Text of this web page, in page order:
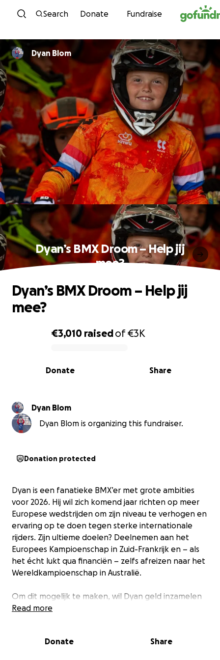
Skip to content
Search Donate Fundraise
Dyan Blom
Dyan’s BMX Droom – Help jij
mee?
0% complete
€3,010 raisedof€3K
Share
Donate
Dyan’s BMX Droom – Help jij
mee?
Dyan Blom
Dyan Blom is organizing this fundraiser.
Donation protected
Dyan is een fanatieke BMX’er met grote ambities
voor 2026. Hij wil zich komend jaar richten op meer
Europese wedstrijden om zijn niveau te verhogen en
ervaring op te doen tegen sterke internationale
rijders. Zijn ultieme doelen? Deelnemen aan het
Europees Kampioenschap in Zuid-Frankrijk en – als
het écht lukt qua financiën – zelfs afreizen naar het
Wereldkampioenschap in Australië.
Om dit mogelijk te maken, wil Dyan geld inzamelen
voor reiskosten, inschrijvingen, verblijf en materiaal.
vertegenwoordigen op het hoogste niveau!
Read more
Donate Share